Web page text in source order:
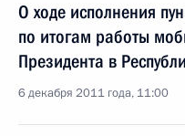
О ходе исполнения
по итогам работы
Президента в
6 декабря 2011 года, 11:00